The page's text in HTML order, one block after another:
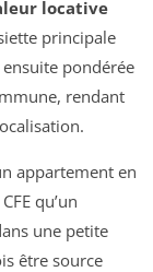
locative
principale
pondérée
rendant
appartement en
qu’un
une petite
être source